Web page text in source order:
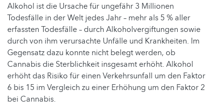
Alkohol ist die Ursache für ungefähr 3 Millionen
Todesfälle in der Welt jedes Jahr – mehr als 5 % aller
erfassten Todesfälle – durch Alkoholvergiftungen sowie
durch von ihm verursachte Unfälle und Krankheiten. Im
Gegensatz dazu konnte nicht belegt werden, ob
Cannabis die Sterblichkeit insgesamt erhöht. Alkohol
erhöht das Risiko für einen Verkehrsunfall um den Faktor
6 bis 15 im Vergleich zu einer Erhöhung um den Faktor 2
bei Cannabis.